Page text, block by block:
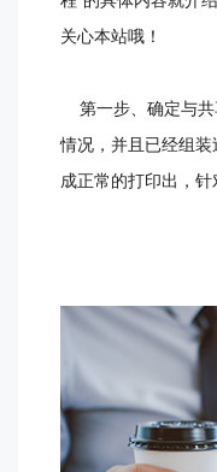
关心本站哦！
第一步、确定与共
情况，并且已经组
成正常的打印出，针